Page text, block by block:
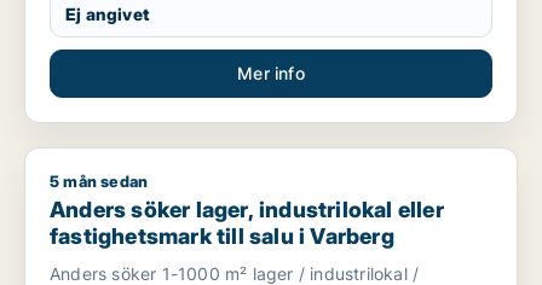
Ej angivet
Mer info
Anders söker lager, industrilokal eller fastighetsmark till salu
5 mån sedan
Anders söker lager, industrilokal eller
fastighetsmark till salu i Varberg
Anders söker 1-1000 m² lager / industrilokal /